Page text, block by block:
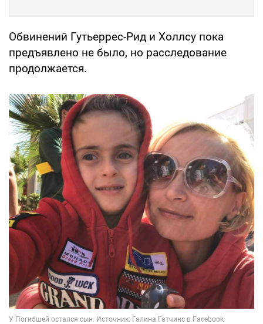
Обвинений Гутьеррес-Рид и Холлсу пока
предъявлено не было, но расследование
продолжается.